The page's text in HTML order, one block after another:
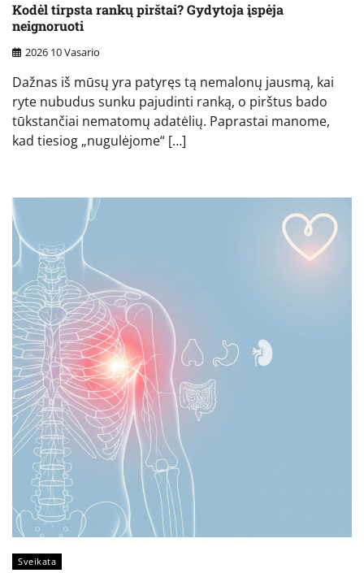
Kodėl tirpsta rankų pirštai? Gydytoja įspėja
neignoruoti
2026 10 Vasario
Dažnas iš mūsų yra patyręs tą nemalonų jausmą, kai
ryte nubudus sunku pajudinti ranką, o pirštus bado
tūkstančiai nematomų adatėlių. Paprastai manome,
kad tiesiog „nugulėjome“ […]
Sveikata